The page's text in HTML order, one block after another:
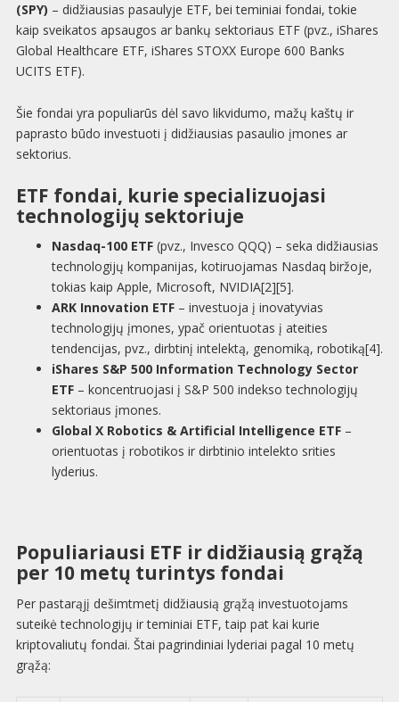
(SPY) – didžiausias pasaulyje ETF, bei teminiai fondai, tokie
kaip sveikatos apsaugos ar bankų sektoriaus ETF (pvz., iShares
Global Healthcare ETF, iShares STOXX Europe 600 Banks
UCITS ETF).
Šie fondai yra populiarūs dėl savo likvidumo, mažų kaštų ir
paprasto būdo investuoti į didžiausias pasaulio įmones ar
sektorius.
ETF fondai, kurie specializuojasi
technologijų sektoriuje
Nasdaq-100 ETF(pvz., Invesco QQQ) – seka didžiausias
technologijų kompanijas, kotiruojamas Nasdaq biržoje,
tokias kaip Apple, Microsoft, NVIDIA[2][5].
ARK Innovation ETF– investuoja į inovatyvias
technologijų įmones, ypač orientuotas į ateities
tendencijas, pvz., dirbtinį intelektą, genomiką, robotiką[4].
iShares S&P 500 Information Technology Sector
ETF– koncentruojasi į S&P 500 indekso technologijų
sektoriaus įmones.
Global X Robotics & Artificial Intelligence ETF–
orientuotas į robotikos ir dirbtinio intelekto srities
lyderius.
Populiariausi ETF ir didžiausią grąžą
per 10 metų turintys fondai
Per pastarąjį dešimtmetį didžiausią grąžą investuotojams
suteikė technologijų ir teminiai ETF, taip pat kai kurie
kriptovaliutų fondai. Štai pagrindiniai lyderiai pagal 10 metų
grąžą: